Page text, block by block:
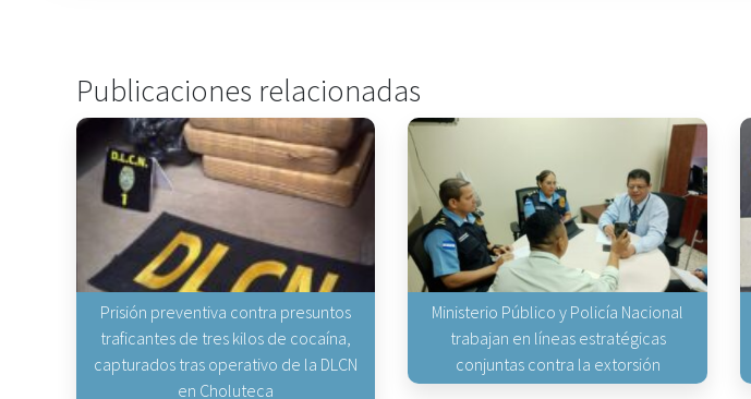
Publicaciones relacionadas
Prisión preventiva contra presuntos
traficantes de tres kilos de cocaína,
capturados tras operativo de la DLCN
en Choluteca
Ministerio Público y Policía Nacional
trabajan en líneas estratégicas
conjuntas contra la extorsión